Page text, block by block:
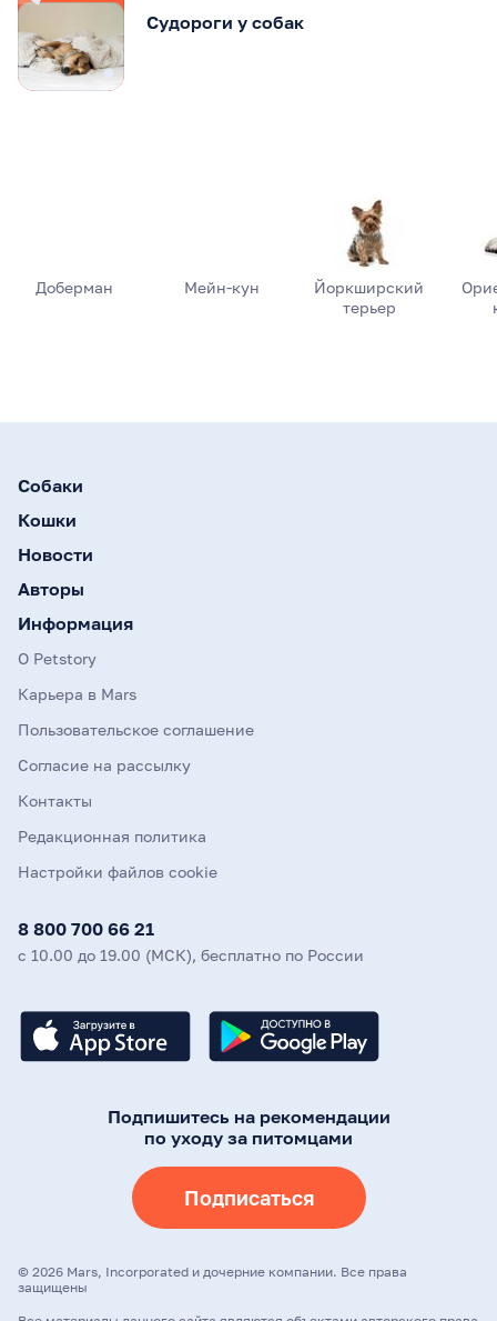
Судороги у собак
Доберман Мейн-кун
Йоркширский
терьер
Собаки
Кошки
Новости
Авторы
Информация
О Petstory
Карьера в Mars
Пользовательское соглашение
Согласие на рассылку
Контакты
Редакционная политика
Настройки файлов cookie
8 800 700 66 21
с 10.00 до 19.00 (МСК), бесплатно по России
Подпишитесь на рекомендации
по уходу за питомцами
Подписаться
© 2026 Mars, Incorporated и дочерние компании. Все права
защищены